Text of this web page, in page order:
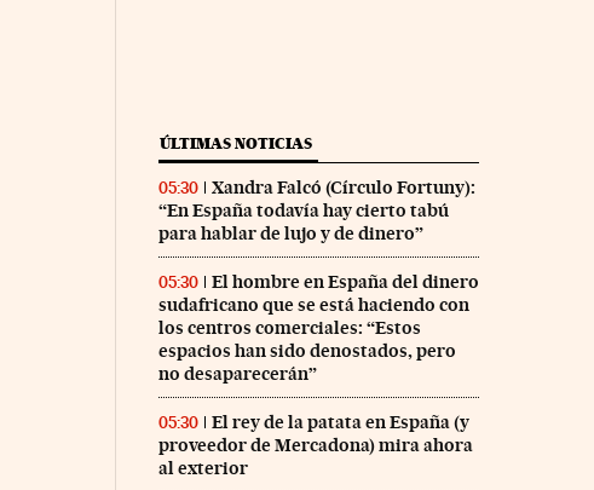
ÚLTIMAS NOTICIAS
05:30
Xandra Falcó (Círculo Fortuny):
“En España todavía hay cierto tabú
para hablar de lujo y de dinero”
05:30
El hombre en España del dinero
sudafricano que se está haciendo con
los centros comerciales: “Estos
espacios han sido denostados, pero
no desaparecerán”
05:30
El rey de la patata en España (y
proveedor de Mercadona) mira ahora
al exterior